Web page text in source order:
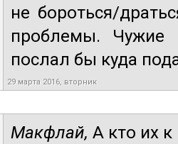
не бороться/
проблемы. Чужие
послал бы куда
29 марта 2016, вторник
Макфлай, А кто их